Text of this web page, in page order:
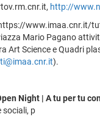
http://
Mario Pagano
Art Science e Quadri
).
Night | A tu per tu
sociali, p